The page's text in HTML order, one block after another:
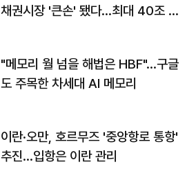
채권시장 '큰손' 됐다…최대 40조 투
"메모리 월 넘을 해법은 HBF"…구글
도 주목한 차세대 AI 메모리
이란·오만, 호르무즈 '중앙항로 통항'
추진…입항은 이란 관리